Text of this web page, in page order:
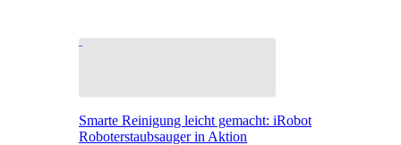
Smarte Reinigung leicht gemacht: iRobot
Roboterstaubsauger in Aktion